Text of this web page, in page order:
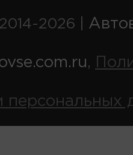
2026 |
,
персональных